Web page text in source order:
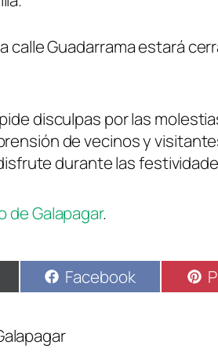
calle Guadarrama estará
disculpas por las
de vecinos y
durante las
de Galapagar.
Facebook